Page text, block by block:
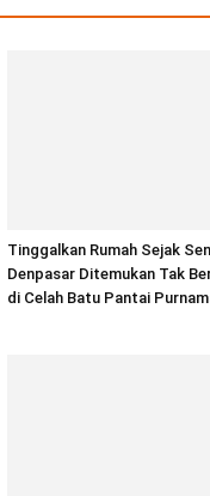
Tinggalkan Rumah Sejak
Denpasar Ditemukan Tak
di Celah Batu Pantai